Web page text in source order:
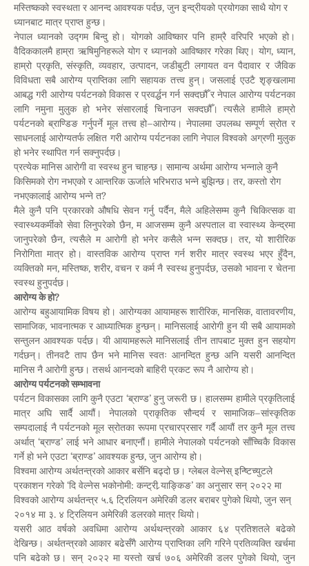
मस्तिष्कको स्वस्थता र आनन्द आवश्यक पर्दछ, जुन इन्द्रीयको प्रयोगका साथै योग र
ध्यानबाट मात्र प्राप्त हुन्छ।
नेपाल ध्यानको उद्गम बिन्दु हो। योगको आविष्कार पनि हाम्रै वरिपरि भएको हो।
वैदिककालमै हाम्रा ऋषिमुनिहरूले योग र ध्यानको आविष्कार गरेका थिए। योग, ध्यान,
हाम्रो प्रकृति, संस्कृति, व्यवहार, उत्पादन, जडीबुटी लगायत वन पैदावार र जैविक
विविधता सबै आरोग्य प्राप्तिका लागि सहायक तत्त्व हुन्। जसलाई एउटै शृङ्खलामा
आबद्ध गरी आरोग्य पर्यटनको विकास र प्रवर्द्धन गर्न सक्दछौँ र नेपाल आरोग्य पर्यटनका
लागि नमुना मुलुक हो भनेर संसारलाई चिनाउन सक्दछौँ। त्यसैले हामीले हाम्रो
पर्यटनको ब्राण्डिङ गर्नुपर्ने मूल तत्त्व हो–आरोग्य। नेपालमा उपलब्ध सम्पूर्ण स्रोत र
साधनलाई आरोग्यतर्फ लक्षित गरी आरोग्य पर्यटनका लागि नेपाल विश्वको अग्रणी मुलुक
हो भनेर स्थापित गर्न सक्नुपर्दछ।
प्रत्येक मानिस आरोगी वा स्वस्थ हुन चाहन्छ। सामान्य अर्थमा आरोग्य भन्नाले कुनै
किसिमको रोग नभएको र आन्तरिक ऊर्जाले भरिभराउ भन्ने बुझिन्छ। तर, कस्तो रोग
नभएकालाई आरोग्य भन्ने त?
मैले कुनै पनि प्रकारको औषधि सेवन गर्नु पर्दैन, मैले अहिलेसम्म कुनै चिकित्सक वा
स्वास्थ्यकर्मीको सेवा लिनुपरेको छैन, म आजसम्म कुनै अस्पताल वा स्वास्थ्य केन्द्रमा
जानुपरेको छैन, त्यसैले म आरोगी हो भनेर कसैले भन्न सक्दछ। तर, यो शारीरिक
निरोगिता मात्र हो। वास्तविक आरोग्य प्राप्त गर्न शरीर मात्र स्वस्थ भएर हुँदैन,
व्यक्तिको मन, मस्तिष्क, शरीर, वचन र कर्म नै स्वस्थ हुनुपर्दछ, उसको भावना र चेतना
स्वस्थ हुनुपर्दछ।
आरोग्य के हो?
आरोग्य बहुआयामिक विषय हो। आरोग्यका आयामहरू शारीरिक, मानसिक, वातावरणीय,
सामाजिक, भावनात्मक र आध्यात्मिक हुन्छन्। मानिसलाई आरोगी हुन यी सबै आयामको
सन्तुलन आवश्यक पर्दछ। यी आयामहरूले मानिसलाई तीन तापबाट मुक्त हुन सहयोग
गर्दछन्। तीनवटै ताप छैन भने मानिस स्वतः आनन्दित हुन्छ अनि यसरी आनन्दित
मानिस नै आरोगी हुन्छ। तसर्थ आनन्दको बाहिरी प्रकट रूप नै आरोग्य हो।
आरोग्य पर्यटनको सम्भावना
पर्यटन विकासका लागि कुनै एउटा ‘ब्राण्ड’ हुनु जरूरी छ। हालसम्म हामीले प्रकृतिलाई
मात्र अघि सार्दै आयौं। नेपालको प्राकृतिक सौन्दर्य र सामाजिक–सांस्कृतिक
सम्पदालाई नै पर्यटनको मूल स्रोतका रूपमा प्रचारप्रसार गर्दै आयौं तर कुनै मूल तत्त्व
अर्थात् ‘ब्राण्ड’ लाई भने आधार बनाएनौं। हामीले नेपालको पर्यटनको साँच्चिकै विकास
गर्ने हो भने एउटा ‘ब्राण्ड’ आवश्यक हुन्छ, जुन आरोग्य हो।
विश्वमा आरोग्य अर्थतन्त्रको आकार बर्सेनि बढ्दो छ। ग्लेबल वेल्नेस् इन्ष्टिच्युटले
प्रकाशन गरेको ‘दि वेल्नेस भकोनोमी: कन्ट्री र्‍याङ्किङ’ का अनुसार सन् २०२२ मा
विश्वको आरोग्य अर्थतन्त्र ५.६ ट्रिलियन अमेरिकी डलर बराबर पुगेको थियो, जुन सन्
२०१४ मा ३. ४ ट्रिलियन अमेरिकी डलरको मात्र थियो।
यसरी आठ वर्षको अवधिमा आरोग्य अर्थथन्त्रको आकार ६४ प्रतिशतले बढेको
देखिन्छ। अर्थतन्त्रको आकार बढेसँगै आरोग्य प्राप्तिका लगि गरिने प्रतिव्यक्ति खर्चमा
पनि बढेको छ। सन् २०२२ मा यस्तो खर्च ७०६ अमेरिकी डलर पुगेको थियो, जुन